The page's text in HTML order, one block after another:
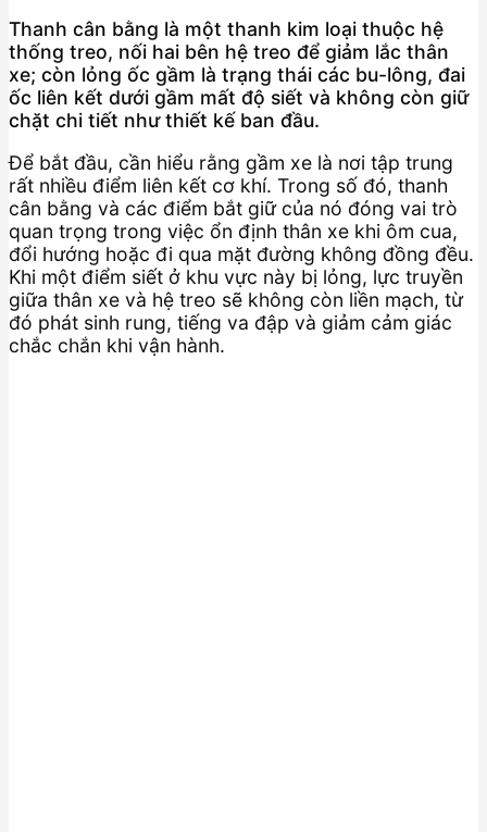
Thanh cân bằng là một thanh kim loại thuộc hệ
thống treo, nối hai bên hệ treo để giảm lắc thân
xe; còn lỏng ốc gầm là trạng thái các bu-lông, đai
ốc liên kết dưới gầm mất độ siết và không còn giữ
chặt chi tiết như thiết kế ban đầu.
Để bắt đầu, cần hiểu rằng gầm xe là nơi tập trung
rất nhiều điểm liên kết cơ khí. Trong số đó, thanh
cân bằng và các điểm bắt giữ của nó đóng vai trò
quan trọng trong việc ổn định thân xe khi ôm cua,
đổi hướng hoặc đi qua mặt đường không đồng đều.
Khi một điểm siết ở khu vực này bị lỏng, lực truyền
giữa thân xe và hệ treo sẽ không còn liền mạch, từ
đó phát sinh rung, tiếng va đập và giảm cảm giác
chắc chắn khi vận hành.